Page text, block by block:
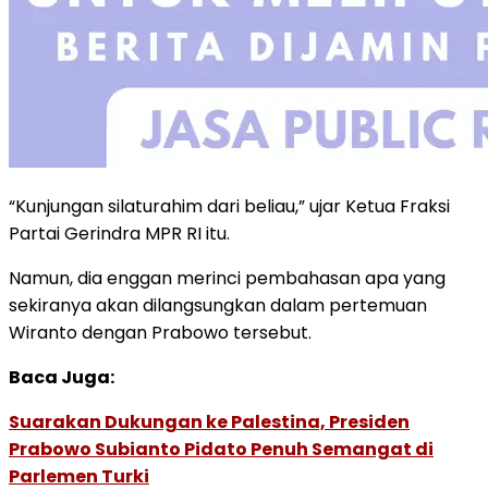
“Kunjungan silaturahim dari beliau,” ujar Ketua Fraksi
Partai Gerindra MPR RI itu.
Namun, dia enggan merinci pembahasan apa yang
sekiranya akan dilangsungkan dalam pertemuan
Wiranto dengan Prabowo tersebut.
Baca Juga:
Suarakan Dukungan ke Palestina, Presiden
Prabowo Subianto Pidato Penuh Semangat di
Parlemen Turki